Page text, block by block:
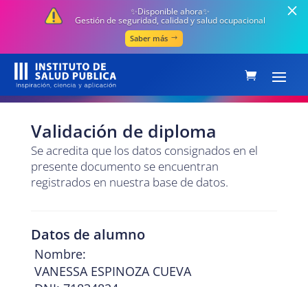
✨Disponible ahora✨
Gestión de seguridad, calidad y salud ocupacional
Saber más
Validación de diploma
Se acredita que los datos consignados en el
presente documento se encuentran
registrados en nuestra base de datos.
Datos de alumno
Nombre:
VANESSA ESPINOZA CUEVA